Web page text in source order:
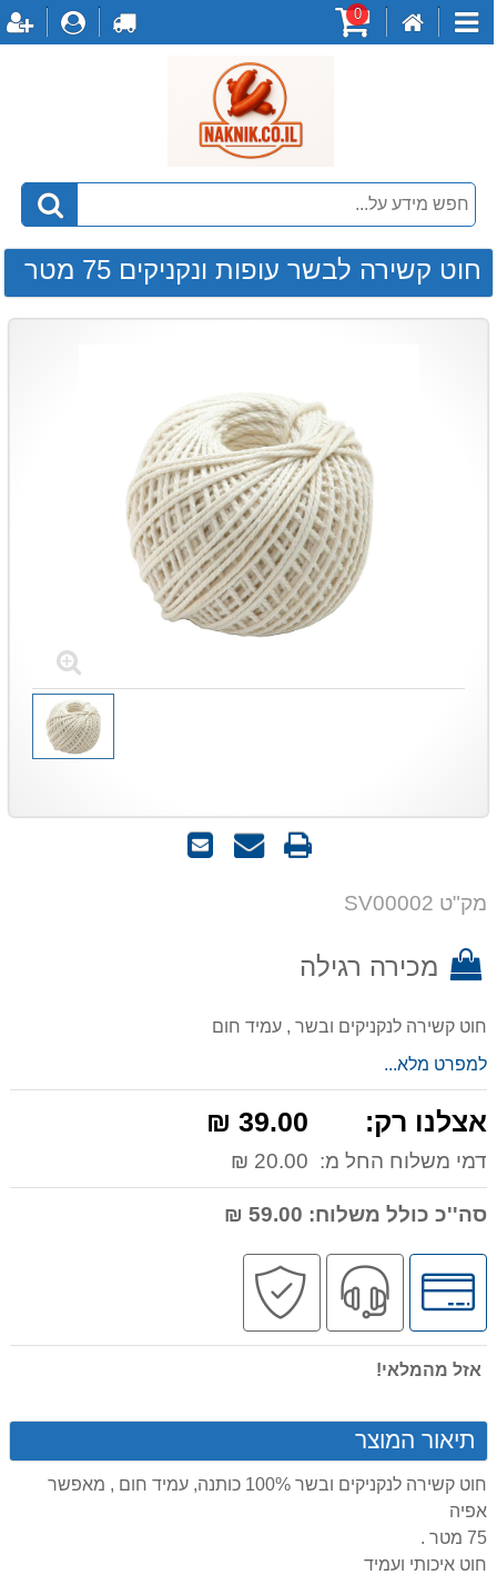
קטגוריות
0
לקופה
חוט קשירה לבשר עופות ונקניקים 75 מטר
שלח
שאל
מק"ט SV00002
מכירה רגילה
חוט קשירה לנקניקים ובשר , עמיד חום
למפרט מלא...
אצלנו רק: 39.00 ₪
דמי משלוח החל מ: 20.00 ₪
סה''כ כולל משלוח:
לחץ
לאפשרויות
תשלומים
שירות
מקצועי
אזל מהמלאי!
תיאור המוצר
חוט קשירה לנקניקים ובשר 100% כותנה, עמיד חום , מאפשר
אפיה
75 מטר .
חוט איכותי ועמיד